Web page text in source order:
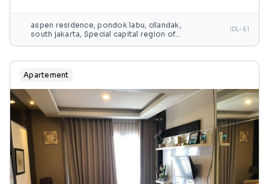
aspen residence, pondok labu, cilandak,
south jakarta, Special capital region of
IDL-61
Apartement